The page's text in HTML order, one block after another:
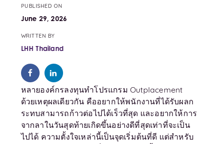
PUBLISHED ON
June 29, 2026
WRITTEN BY
LHH Thailand
หลายองค์กรลงทุนทำโปรแกรม Outplacement
ด้วยเหตุผลเดียวกัน คืออยากให้พนักงานที่ได้รับผลก
ระทบสามารถก้าวต่อไปได้เร็วที่สุด และอยากให้การ
จากลาในวันสุดท้ายเกิดขึ้นอย่างดีที่สุดเท่าที่จะเป็น
ไปได้ ความตั้งใจเหล่านี้เป็นจุดเริ่มต้นที่ดี แต่สำหรับ